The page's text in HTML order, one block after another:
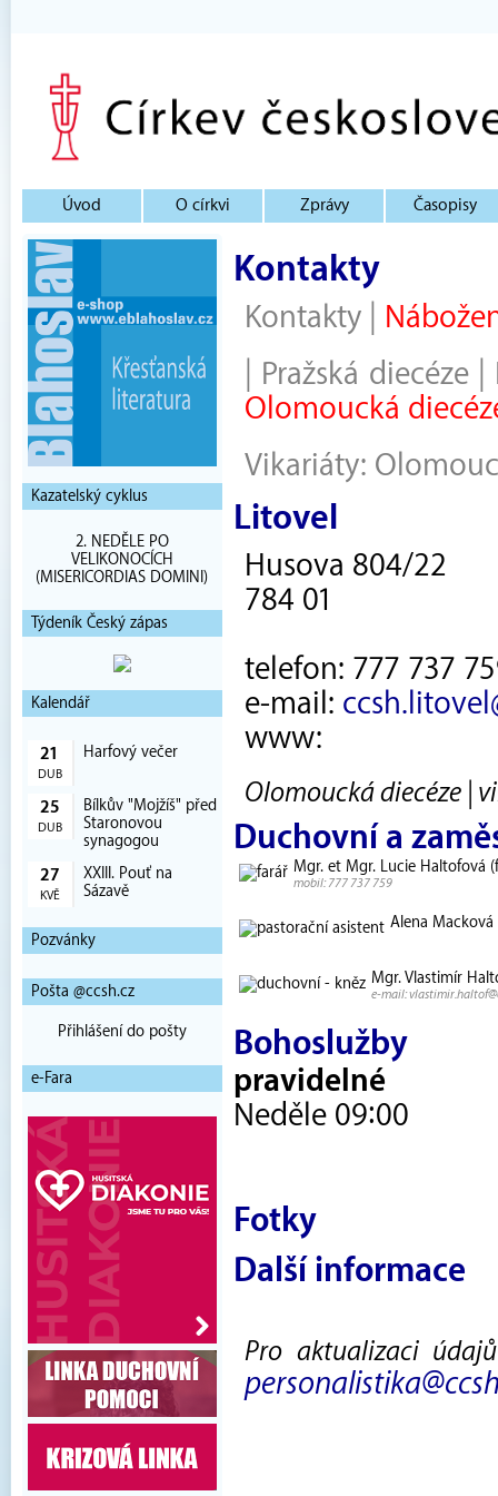
Úvod O církvi Zprávy Časopisy
Kazatelský cyklus
2. NEDĚLE PO
VELIKONOCÍCH
(MISERICORDIAS DOMINI)
Týdeník Český zápas
Kalendář
21
DUB
Harfový večer
25
DUB
Bílkův "Mojžíš" před
Staronovou
synagogou
27
KVĚ
XXIII. Pouť na
Sázavě
Pozvánky
Pošta @ccsh.cz
Přihlášení do pošty
e-Fara
Kontakty
Kontakty
Pražská diecéze|
Olomoucká
Vikariáty: Olomouc
Litovel
Husova 804/22
784 01
telefon: 777 737
e-mail:
www:
Olomoucká diecéze |
Duchovní a
Mgr. et Mgr. Lucie Haltofová
mobil: 777 737 759
Alena
Mgr. Vlastimír
e-mail:
Bohoslužby
pravidelné
Neděle 09:00
Fotky
Další informace
Pro aktualizaci